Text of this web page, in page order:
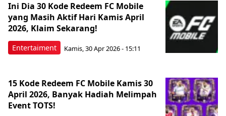
Entertaiment
Ini Dia 30 Kode Redeem FC Mobile
yang Masih Aktif Hari Kamis April
2026, Klaim Sekarang!
Kamis, 30 Apr 2026 - 15:11
15 Kode Redeem FC Mobile Kamis 30
April 2026, Banyak Hadiah Melimpah
Event TOTS!